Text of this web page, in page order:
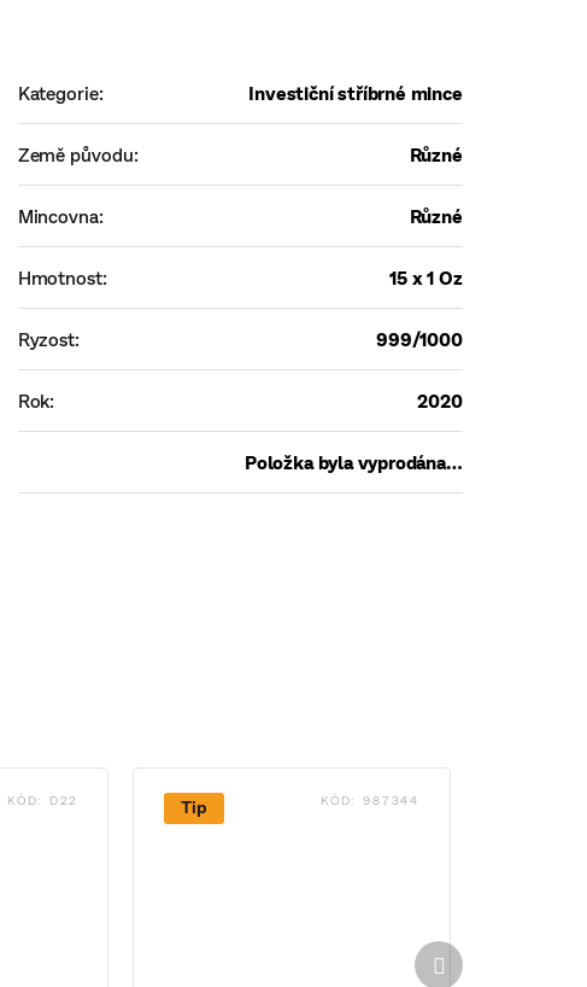
Kategorie: Investiční stříbrné mince
Země původu: Různé
Mincovna: Různé
Hmotnost: 15 x 1 Oz
Ryzost: 999/1000
Rok: 2020
Položka byla vyprodána…
KÓD: D22 Tip KÓD:987344
Další
produkt